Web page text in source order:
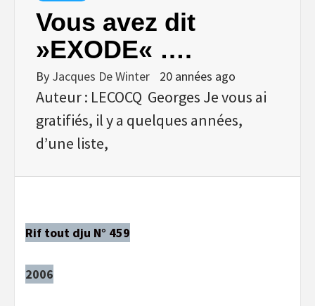
Vous avez dit
»EXODE« ….
By Jacques De Winter 20 années ago
Auteur : LECOCQ Georges Je vous ai
gratifiés, il y a quelques années,
d’une liste,
Rif tout dju N° 459
2006